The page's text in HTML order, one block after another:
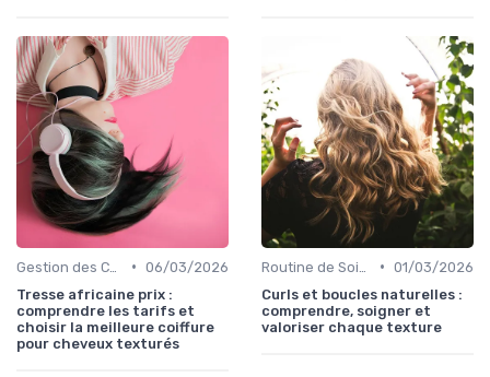
• 06/03/2026
Tresse africaine prix :
comprendre les tarifs et
choisir la meilleure coiffure
pour cheveux texturés
• 01/03/2026
Curls et boucles naturelles :
comprendre, soigner et
valoriser chaque texture